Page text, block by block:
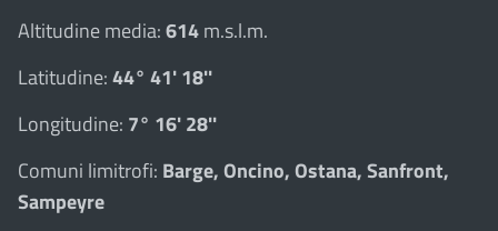
Altitudine media:614m.s.l.m.
Latitudine:44° 41' 18''
Longitudine: 7° 16' 28''
Comuni limitrofi: Barge, Oncino, Ostana, Sanfront,
Sampeyre